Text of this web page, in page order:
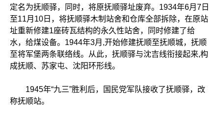
定名为抚顺驿，同时，将原抚顺驿址废弃。1934年6月7日
至11月10日，将抚顺驿木制站舍和仓库全部拆除，在原站
址重新修建1座砖瓦结构的永久性站舍，同时修建了给
水，给煤设备。1944年3月,开始修建抚顺至抚顺城，抚顺
至将军堡两条联络线。从此，抚顺驿与沈吉线衔接起来,构
成抚顺、苏家屯、沈阳环形线。
1945年“九三”胜利后，国民党军队接收了抚顺驿，改
称抚顺站。